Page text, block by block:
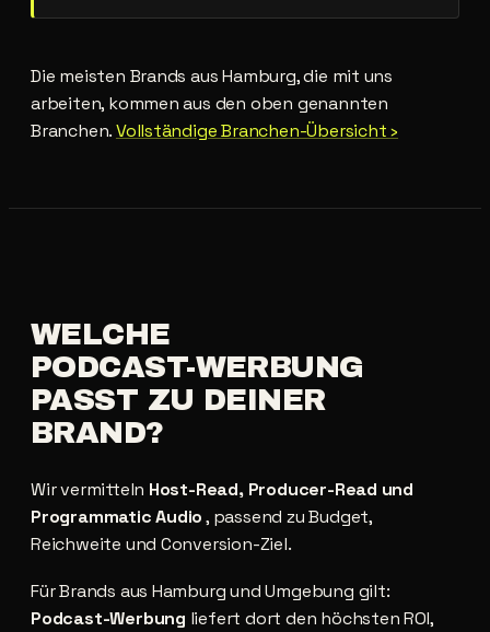
Die meisten Brands aus Hamburg, die mit uns
arbeiten, kommen aus den oben genannten
Branchen.Vollständige Branchen-Übersicht ›
WELCHE
PODCAST-WERBUNG
PASST ZU DEINER
BRAND?
Wir vermitteln Host-Read, Producer-Read und
Programmatic Audio, passend zu Budget,
Reichweite und Conversion-Ziel.
Für Brands aus Hamburg und Umgebung gilt:
Podcast-Werbung liefert dort den höchsten ROI,